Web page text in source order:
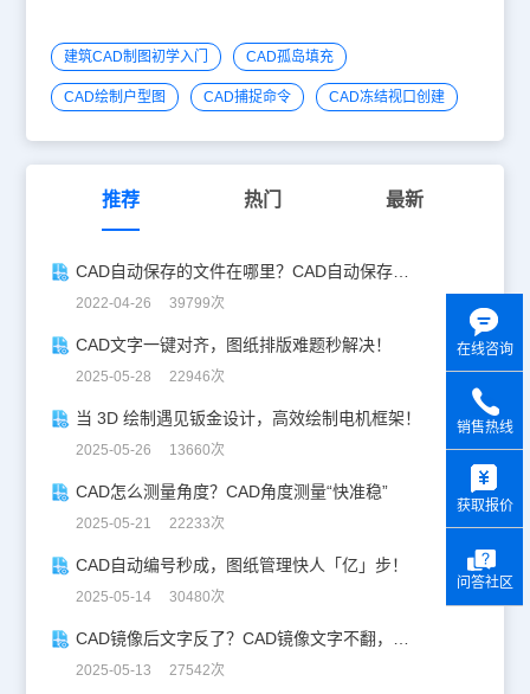
建筑CAD制图初学入门 CAD孤岛填充
CAD绘制户型图 CAD捕捉命令 CAD冻结视口创建
推荐 热门 最新
CAD自动保存的文件在哪里？CAD自动保存怎么设置？
2022-04-26 39799次
CAD文字一键对齐，图纸排版难题秒解决！
2025-05-28 22946次
当 3D 绘制遇见钣金设计，高效绘制电机框架！
2025-05-26 13660次
CAD怎么测量角度？CAD角度测量“快准稳”
2025-05-21 22233次
CAD自动编号秒成，图纸管理快人「亿」步！
2025-05-14 30480次
2025-05-13 27542次
在线咨询
销售热线
获取报价
问答社区